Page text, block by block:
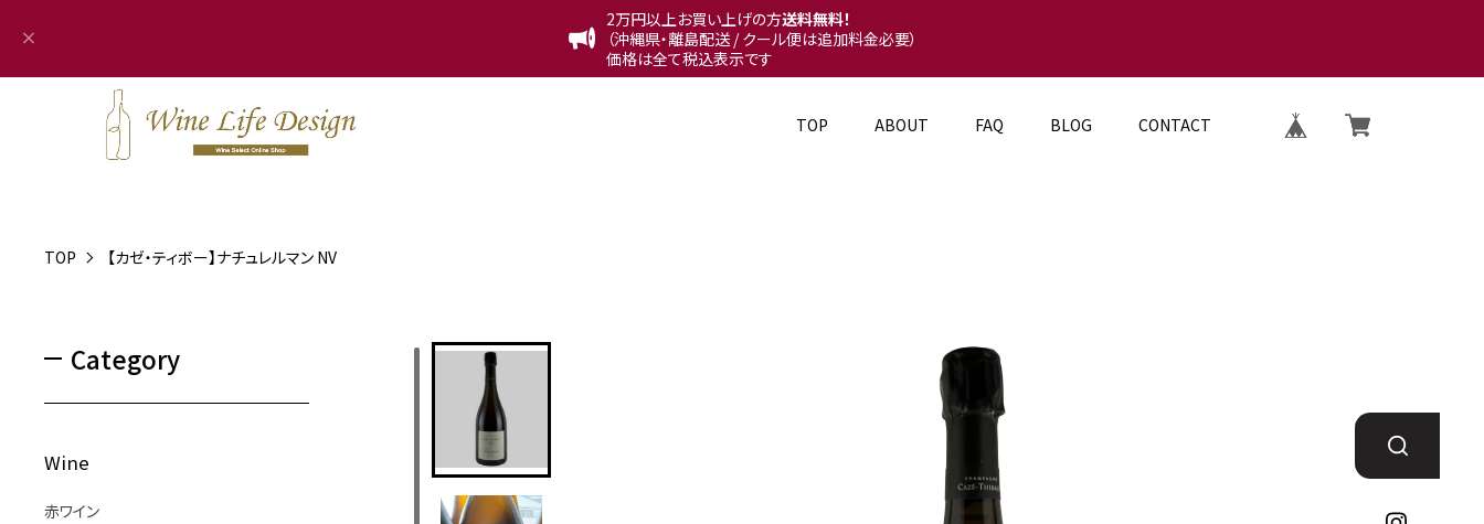
2万円以上お買い上げの方送料無料！
（沖縄県・離島配送 / クール便は追加料金必要）
価格は全て税込表示です
TOP ABOUT FAQ BLOG CONTACT
Category
Wine
赤ワイン
TOP 【カゼ・ティボー】ナチュレルマン NV